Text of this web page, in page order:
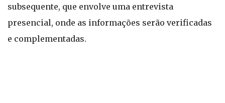
subsequente, que envolve uma entrevista
presencial, onde as informações serão verificadas
e complementadas.